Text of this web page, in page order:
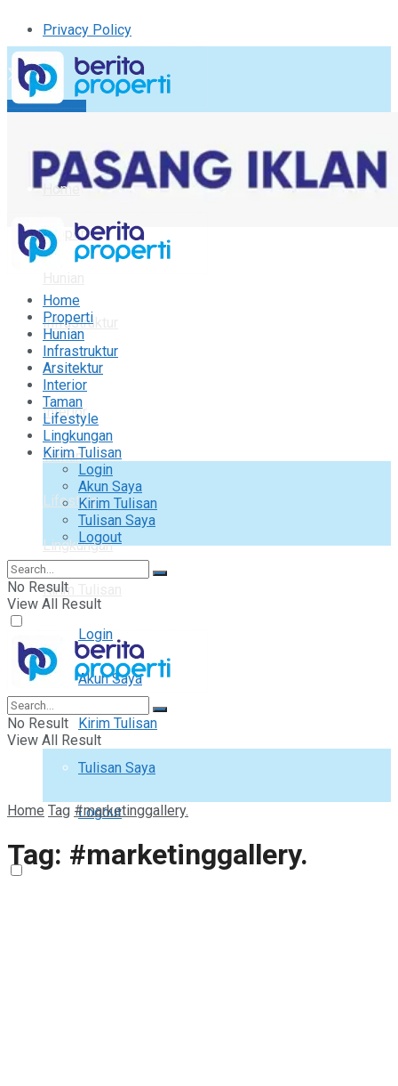
Privacy Policy
Kirim Tulisan
Logout
Home
Properti
Infrastruktur
Arsitektur
Interior
Taman
Lifestyle
Lingkungan
Kirim Tulisan
Login
Akun Saya
Kirim Tulisan
Tulisan Saya
Logout
Home
Properti
Hunian
Infrastruktur
Arsitektur
Interior
Taman
Lifestyle
Lingkungan
Kirim Tulisan
Login
Akun Saya
Kirim Tulisan
Tulisan Saya
Logout
No Result
View All Result
No Result
View All Result
Home Tag #marketinggallery.
Tag: #marketinggallery.